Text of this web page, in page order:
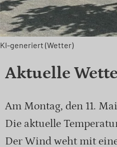
KI-generiert (Wetter)
Aktuelle
Am Montag, den 11.
Die aktuelle
Der Wind weht mit